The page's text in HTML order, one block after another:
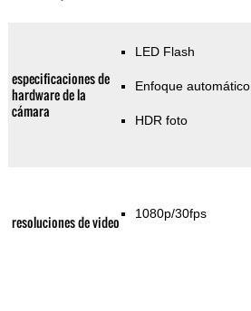
especificaciones de
hardware de la
cámara
LED Flash
Enfoque automático
HDR foto
resoluciones de video 1080p/30fps